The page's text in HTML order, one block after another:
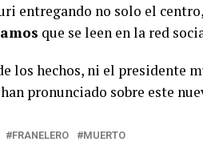
entregando no solo el
que se leen en la red
los hechos, ni el presidente
pronunciado sobre este
FRANELERO MUERTO